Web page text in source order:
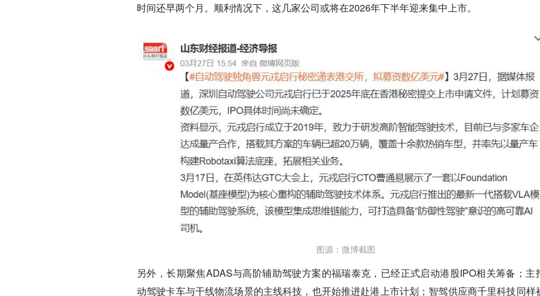
时间还早两个月。顺利情况下，这几家公司或将在2026年下半年迎来集中上市。
图源：微博截图
另外，长期聚焦ADAS与高阶辅助驾驶方案的福瑞泰克，已经正式启动港股IPO相关筹备；主
动驾驶卡车与干线物流场景的主线科技，也开始推进赴港上市计划；智驾供应商千里科技同样